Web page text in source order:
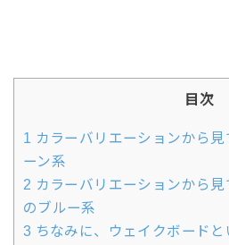
目次
1 カラーバリエーションから
ーン系
2 カラーバリエーションから
のブルー系
3 ちなみに、ウェイクボード